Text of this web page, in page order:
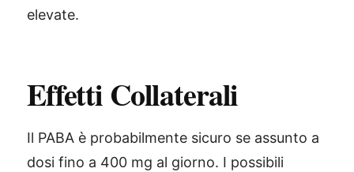
elevate.
Effetti Collaterali
Il PABA è probabilmente sicuro se assunto a
dosi fino a 400 mg al giorno. I possibili